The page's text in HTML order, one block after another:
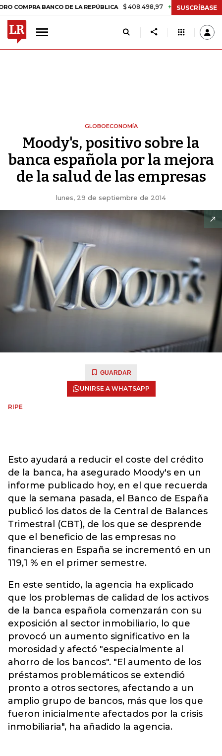
BANCO DE LA REPÚBLICA $ 408.498,97 +$ 8.753,81 +2,19%
SUSCRÍBASE
GLOBOECONOMÍA
Moody's, positivo sobre la
banca española por la mejora
de la salud de las empresas
lunes, 29 de septiembre de 2014
GUARDAR
UNIRSE A WHATSAPP
RIPE
Esto ayudará a reducir el coste del crédito
de la banca, ha asegurado Moody's en un
informe publicado hoy, en el que recuerda
que la semana pasada, el Banco de España
publicó los datos de la Central de Balances
Trimestral (CBT), de los que se desprende
que el beneficio de las empresas no
financieras en España se incrementó en un
119,1 % en el primer semestre.
En este sentido, la agencia ha explicado
que los problemas de calidad de los activos
de la banca española comenzarán con su
exposición al sector inmobiliario, lo que
provocó un aumento significativo en la
morosidad y afectó "especialmente al
ahorro de los bancos". "El aumento de los
préstamos problemáticos se extendió
pronto a otros sectores, afectando a un
amplio grupo de bancos, más que los que
fueron inicialmente afectados por la crisis
inmobiliaria", ha añadido la agencia.